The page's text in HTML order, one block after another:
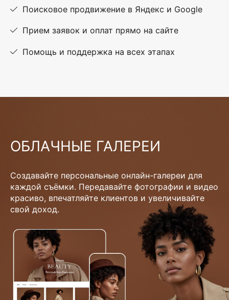
Поисковое продвижение в Яндекс и Google
Прием заявок и оплат прямо на сайте
Помощь и поддержка на всех этапах
ОБЛАЧНЫЕ ГАЛЕРЕИ
Создавайте персональные онлайн-галереи для
каждой съёмки. Передавайте фотографии и видео
красиво, впечатляйте клиентов и увеличивайте
свой доход.